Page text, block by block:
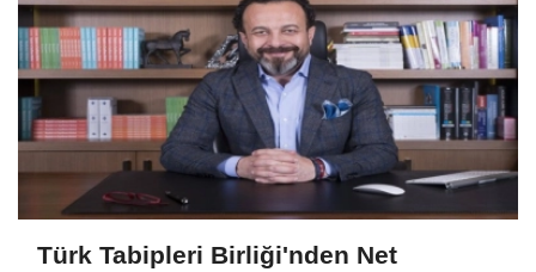
Türk Tabipleri Birliği'nden Net